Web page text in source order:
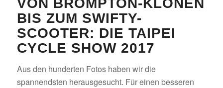
VON BROMPTON-KLONEN
BIS ZUM SWIFTY-
SCOOTER: DIE TAIPEI
CYCLE SHOW 2017
Aus den hunderten Fotos haben wir die
spannendsten herausgesucht. Für einen besseren